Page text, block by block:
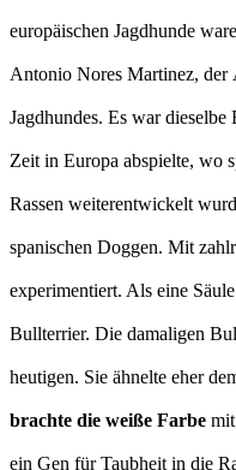
europäischen Jagdhunde
Antonio Nores Martinez, der
Jagdhundes. Es war
Zeit in Europa abspielte, wo
Rassen weiterentwickelt
spanischen Doggen. Mit
experimentiert. Als eine
Bullterrier. Die damaligen
heutigen. Sie ähnelte eher
brachte die weiße Farbe
ein Gen für Taubheit in die